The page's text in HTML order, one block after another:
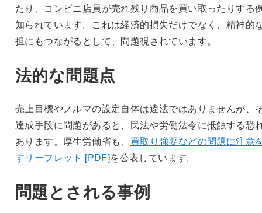
たり、コンビニ店員が売れ残り商品を買い取ったりする
知られています。これは経済的損失だけでなく、精神的
担にもつながるとして、問題視されています。
法的な問題点
売上目標やノルマの設定自体は違法ではありませんが、
達成手段に問題があると、民法や労働法令に抵触する恐
あります。厚生労働省も、 買取り強要などの問題に注意
すリーフレット [PDF]を公表しています。
問題とされる事例